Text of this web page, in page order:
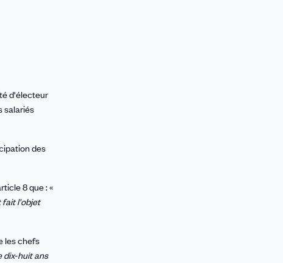
d'électeur
salariés
des
8 que : «
fait l'objet
les chefs
dix-huit ans